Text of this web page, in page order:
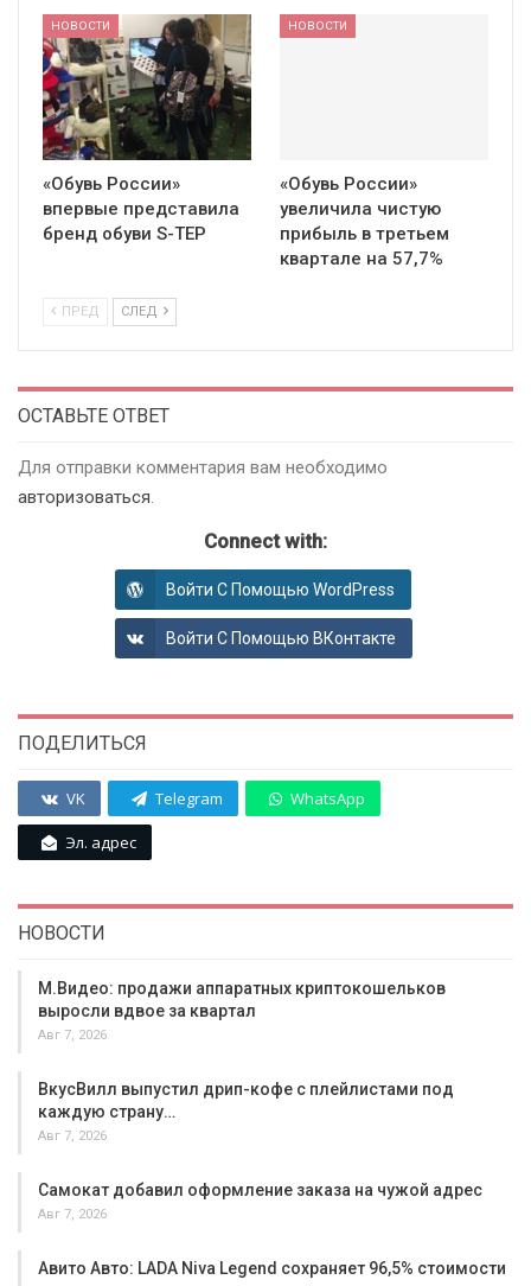
НОВОСТИ
«Обувь России»
впервые представила
бренд обуви S-TEP
НОВОСТИ
«Обувь России»
увеличила чистую
прибыль в третьем
квартале на 57,7%
ПРЕД СЛЕД
ОСТАВЬТЕ ОТВЕТ
Для отправки комментария вам необходимо
авторизоваться.
Connect with:
Войти С Помощью WordPress
Войти С Помощью ВКонтакте
ПОДЕЛИТЬСЯ
VK Telegram WhatsApp
Эл. адрес
НОВОСТИ
М.Видео: продажи аппаратных криптокошельков
выросли вдвое за квартал
Авг 7, 2026
ВкусВилл выпустил дрип-кофе с плейлистами под
каждую страну…
Авг 7, 2026
Самокат добавил оформление заказа на чужой адрес
Авг 7, 2026
Авито Авто: LADA Niva Legend сохраняет 96,5% стоимости